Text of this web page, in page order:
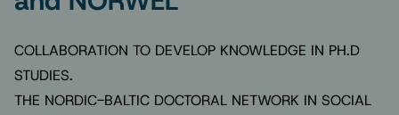
COLLABORATION TO DEVELOP KNOWLEDGE IN PH.D
STUDIES.
THE NORDIC-BALTIC DOCTORAL NETWORK IN SOCIAL